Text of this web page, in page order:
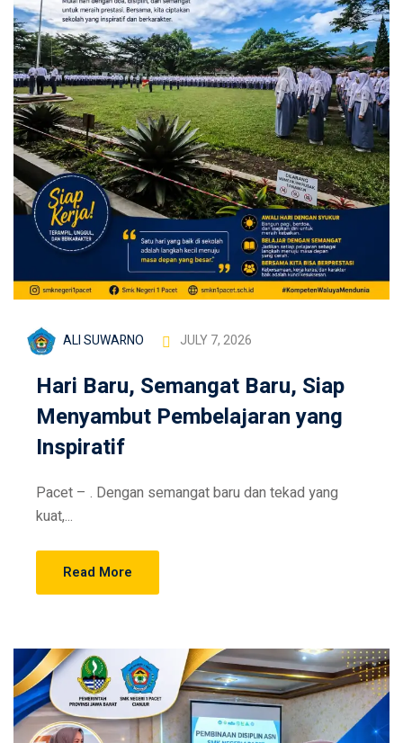
ALI SUWARNO JULY 7, 2026
Hari Baru, Semangat Baru, Siap
Menyambut Pembelajaran yang
Inspiratif
Pacet – . Dengan semangat baru dan tekad yang
kuat,...
Read More